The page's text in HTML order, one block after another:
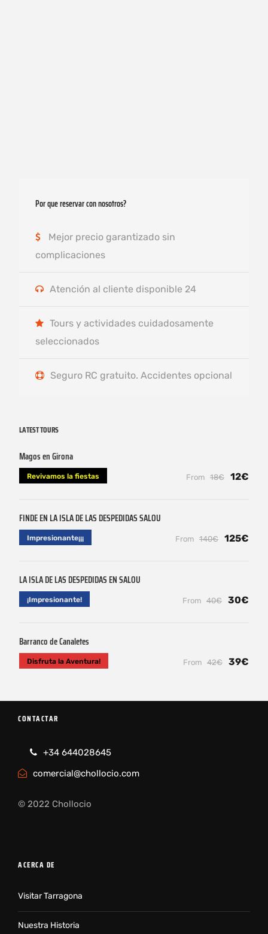
Por que reservar con nosotros?
Mejor precio garantizado sin
complicaciones
Atención al cliente disponible 24
Tours y actividades cuidadosamente
seleccionados
Seguro RC gratuito. Accidentes opcional
LATEST TOURS
Magos en Girona
Revivamos la fiestas From 18€ 12€
FINDE EN LA ISLA DE LAS DESPEDIDAS SALOU
Impresionante¡¡¡ From 140€ 125€
LA ISLA DE LAS DESPEDIDAS EN SALOU
¡Impresionante! From 40€ 30€
Barranco de Canaletes
Disfruta la Aventura! From 42€ 39€
CONTACTAR
+34 644028645
comercial@chollocio.com
© 2022 Chollocio
ACERCA DE
Visitar Tarragona
Nuestra Historia